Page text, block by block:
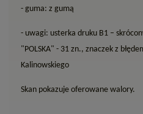
- guma: z gumą
- uwagi: usterka druku B1 –
"POLSKA" - 31 zn., znaczek z
Kalinowskiego
Skan pokazuje oferowane walory.